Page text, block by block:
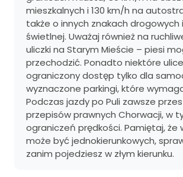
mieszkalnych i 130 km/h na
także o innych znakach drogowych
świetlnej. Uważaj również na
uliczki na Starym Mieście – piesi
przechodzić. Ponadto niektóre
ograniczony dostęp tylko dla
wyznaczone parkingi, które
Podczas jazdy po Puli zawsze
przepisów prawnych Chorwacji, w
ograniczeń prędkości. Pamiętaj, że
może być jednokierunkowych,
zanim pojedziesz w złym kierunku.